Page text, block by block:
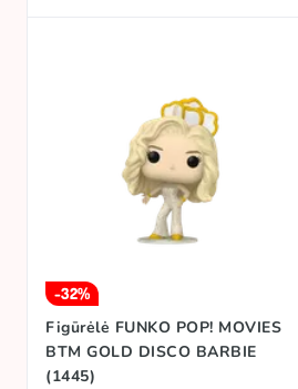
-32%
Figūrėlė FUNKO POP! MOVIES
BTM GOLD DISCO BARBIE
(1445)